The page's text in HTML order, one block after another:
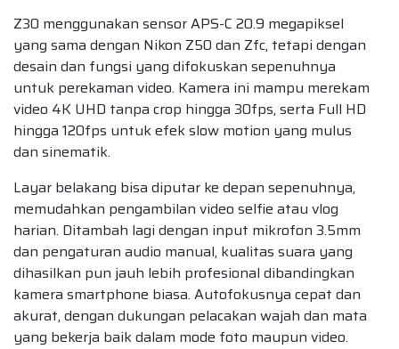
Z30 menggunakan sensor APS-C 20.9 megapiksel
yang sama dengan Nikon Z50 dan Zfc, tetapi dengan
desain dan fungsi yang difokuskan sepenuhnya
untuk perekaman video. Kamera ini mampu merekam
video 4K UHD tanpa crop hingga 30fps, serta Full HD
hingga 120fps untuk efek slow motion yang mulus
dan sinematik.
Layar belakang bisa diputar ke depan sepenuhnya,
memudahkan pengambilan video selfie atau vlog
harian. Ditambah lagi dengan input mikrofon 3.5mm
dan pengaturan audio manual, kualitas suara yang
dihasilkan pun jauh lebih profesional dibandingkan
kamera smartphone biasa. Autofokusnya cepat dan
akurat, dengan dukungan pelacakan wajah dan mata
yang bekerja baik dalam mode foto maupun video.